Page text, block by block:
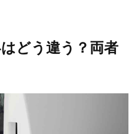
どう違う？両者